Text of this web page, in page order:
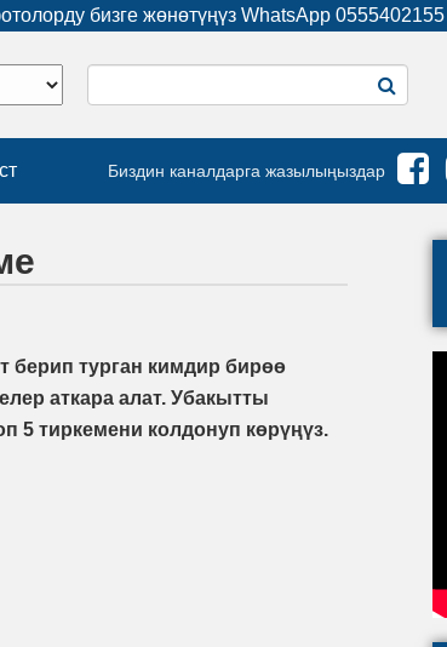
бизге жөнөтүңүз WhatsApp 0555402155
Биздин каналдарга жазылыңыздар
берип турган кимдир бирөө
аткара алат. Убакытты
5 тиркемени колдонуп көрүңүз.